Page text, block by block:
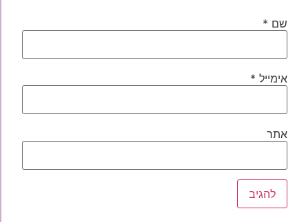
שם *
אימייל *
אתר